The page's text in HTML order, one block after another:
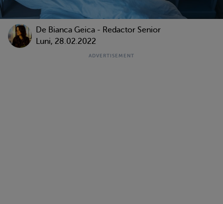
De Bianca Geica - Redactor Senior
Luni, 28.02.2022